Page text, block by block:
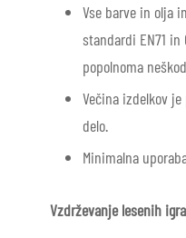
Vse barve in olja
standardi EN71 in
popolnoma
Večina izdelkov
delo.
Minimalna
Vzdrževanje lesenih